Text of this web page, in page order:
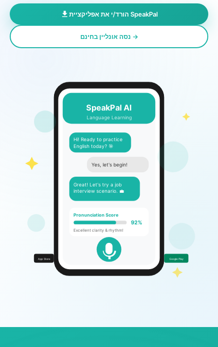
הורד/י את אפליקציית SpeakPal
נסה אונליין בחינם →
SpeakPal AI
Language Learning
Hi! Ready to practice
English today? 🎯
Great! Let's try a job
Pronunciation Score
Excellent clarity & rhythm!